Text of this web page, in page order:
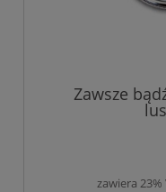
Zawsze
zawiera